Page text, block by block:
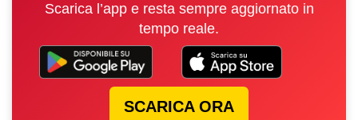
Scarica l’app e resta sempre aggiornato in
tempo reale.
SCARICA ORA